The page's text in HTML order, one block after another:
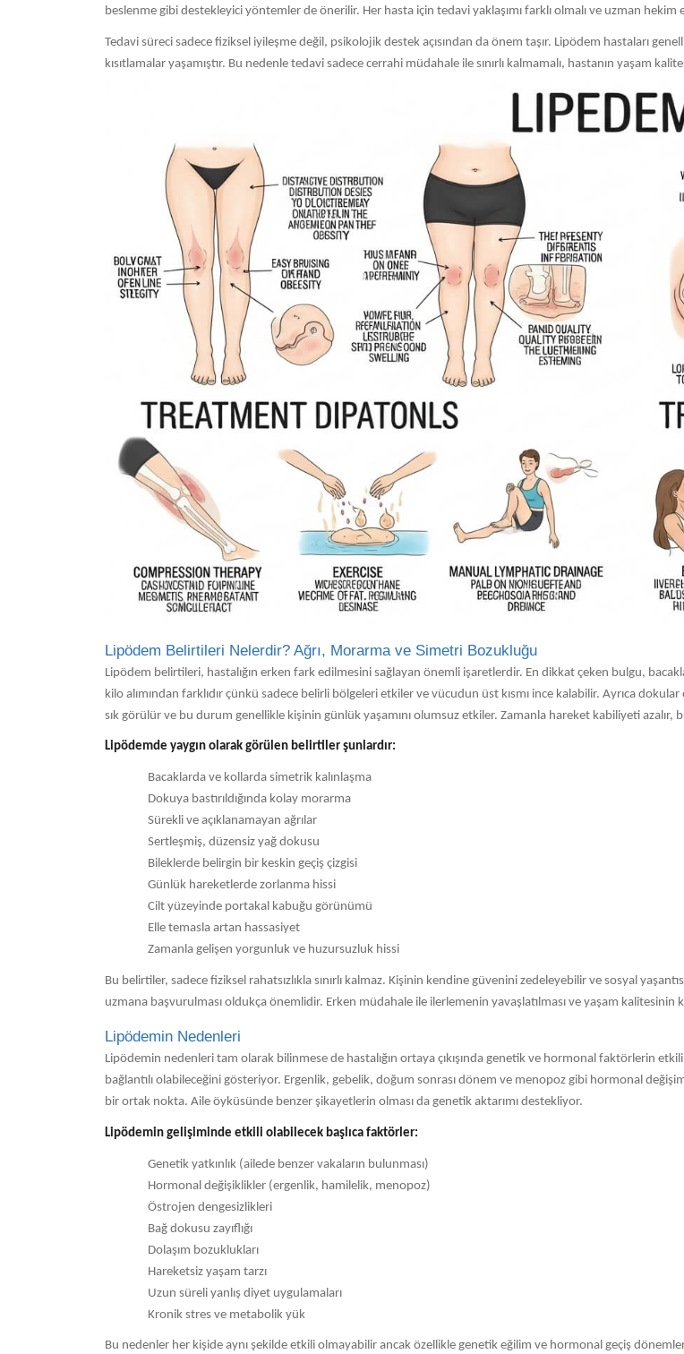
beslenme gibi destekleyici yöntemler de önerilir. Her hasta için tedavi yaklaşımı farklı olmalı ve uzman hekim
Tedavi süreci sadece fiziksel iyileşme değil, psikolojik destek açısından da önem taşır. Lipödem hastaları
kısıtlamalar yaşamıştır. Bu nedenle tedavi sadece cerrahi müdahale ile sınırlı kalmamalı, hastanın yaşam
Lipödem Belirtileri Nelerdir? Ağrı, Morarma ve Simetri Bozukluğu
Lipödem belirtileri, hastalığın erken fark edilmesini sağlayan önemli işaretlerdir. En dikkat çeken bulgu,
kilo alımından farklıdır çünkü sadece belirli bölgeleri etkiler ve vücudun üst kısmı ince kalabilir. Ayrıca
sık görülür ve bu durum genellikle kişinin günlük yaşamını olumsuz etkiler. Zamanla hareket kabiliyeti azalır,
Lipödemde yaygın olarak görülen belirtiler şunlardır:
Bacaklarda ve kollarda simetrik kalınlaşma
Dokuya bastırıldığında kolay morarma
Sürekli ve açıklanamayan ağrılar
Sertleşmiş, düzensiz yağ dokusu
Bileklerde belirgin bir keskin geçiş çizgisi
Günlük hareketlerde zorlanma hissi
Cilt yüzeyinde portakal kabuğu görünümü
Elle temasla artan hassasiyet
Zamanla gelişen yorgunluk ve huzursuzluk hissi
Bu belirtiler, sadece fiziksel rahatsızlıkla sınırlı kalmaz. Kişinin kendine güvenini zedeleyebilir ve sosyal
uzmana başvurulması oldukça önemlidir. Erken müdahale ile ilerlemenin yavaşlatılması ve yaşam kalitesinin
Lipödemin Nedenleri
Lipödemin nedenleri tam olarak bilinmese de hastalığın ortaya çıkışında genetik ve hormonal faktörlerin
bağlantılı olabileceğini gösteriyor. Ergenlik, gebelik, doğum sonrası dönem ve menopoz gibi hormonal
bir ortak nokta. Aile öyküsünde benzer şikayetlerin olması da genetik aktarımı destekliyor.
Lipödemin gelişiminde etkili olabilecek başlıca faktörler:
Genetik yatkınlık (ailede benzer vakaların bulunması)
Hormonal değişiklikler (ergenlik, hamilelik, menopoz)
Östrojen dengesizlikleri
Bağ dokusu zayıflığı
Dolaşım bozuklukları
Hareketsiz yaşam tarzı
Uzun süreli yanlış diyet uygulamaları
Kronik stres ve metabolik yük
Bu nedenler her kişide aynı şekilde etkili olmayabilir ancak özellikle genetik eğilim ve hormonal geçiş